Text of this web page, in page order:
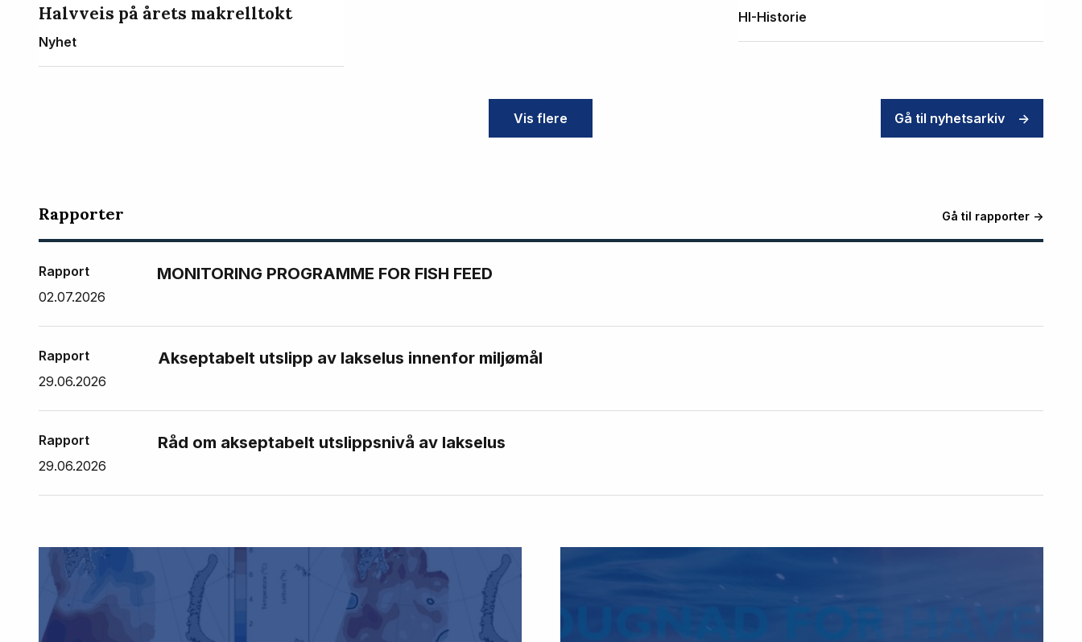
Halvveis på årets makrelltokt
Nyhet
HI-Historie
Vis flere Gå til nyhetsarkiv ->
Rapporter Gå til rapporter ->
Rapport
02.07.2026
MONITORING PROGRAMME FOR FISH FEED
Rapport
29.06.2026
Akseptabelt utslipp av lakselus innenfor miljømål
Rapport
29.06.2026
Råd om akseptabelt utslippsnivå av lakselus